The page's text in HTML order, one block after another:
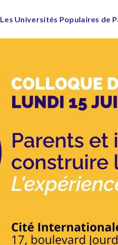
Les Universités Populaires de